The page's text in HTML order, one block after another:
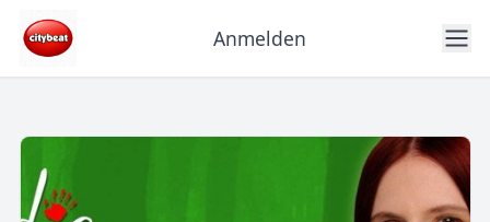
Anmelden